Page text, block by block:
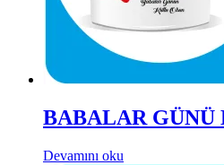
BABALAR GÜNÜ
Devamını oku